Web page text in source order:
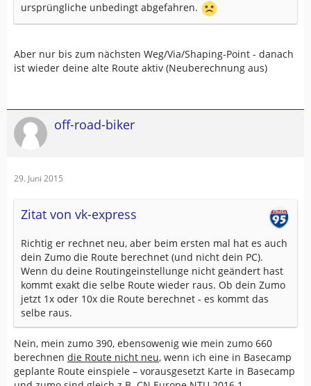
ursprüngliche unbedingt abgefahren.
Aber nur bis zum nächsten Weg/Via/Shaping-Point - danach
ist wieder deine alte Route aktiv (Neuberechnung aus)
off-road-biker
29. Juni 2015
Zitat von vk-express
Richtig er rechnet neu, aber beim ersten mal hat es auch
dein Zumo die Route berechnet (und nicht dein PC).
Wenn du deine Routingeinstellunge nicht geändert hast
kommt exakt die selbe Route wieder raus. Ob dein Zumo
jetzt 1x oder 10x die Route berechnet - es kommt das
selbe raus.
Nein, mein zumo 390, ebensowenig wie mein zumo 660
berechnen die Route nicht neu, wenn ich eine in Basecamp
geplante Route einspiele – vorausgesetzt Karte in Basecamp